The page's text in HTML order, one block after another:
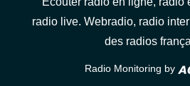
radio live. Webradio, radio
des radios
Radio Monitoring by